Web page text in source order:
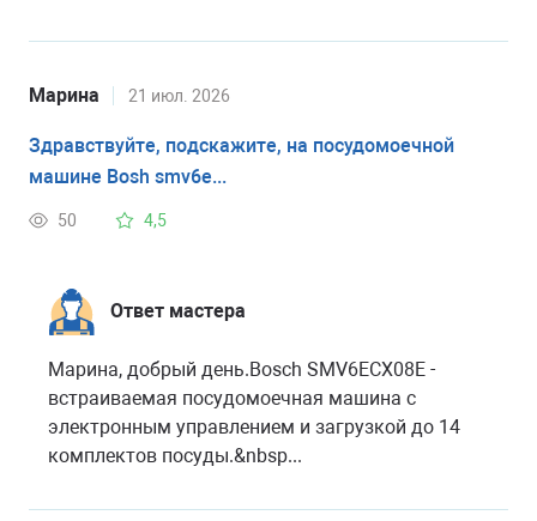
Марина 21 июл. 2026
Здравствуйте, подскажите, на посудомоечной
машине Bosh smv6e...
50 4,5
Ответ мастера
Марина, добрый день.Bosch SMV6ECX08E -
встраиваемая посудомоечная машина с
электронным управлением и загрузкой до 14
комплектов посуды.&nbsp...